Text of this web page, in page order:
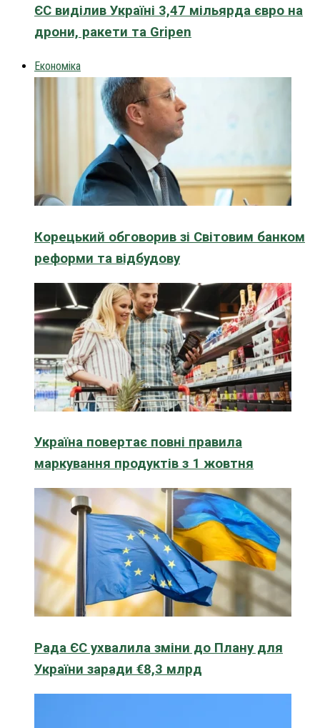
ЄС виділив Україні 3,47 мільярда євро на
дрони, ракети та Gripen
Економіка
Корецький обговорив зі Світовим банком
реформи та відбудову
Україна повертає повні правила
маркування продуктів з 1 жовтня
Рада ЄС ухвалила зміни до Плану для
України заради €8,3 млрд